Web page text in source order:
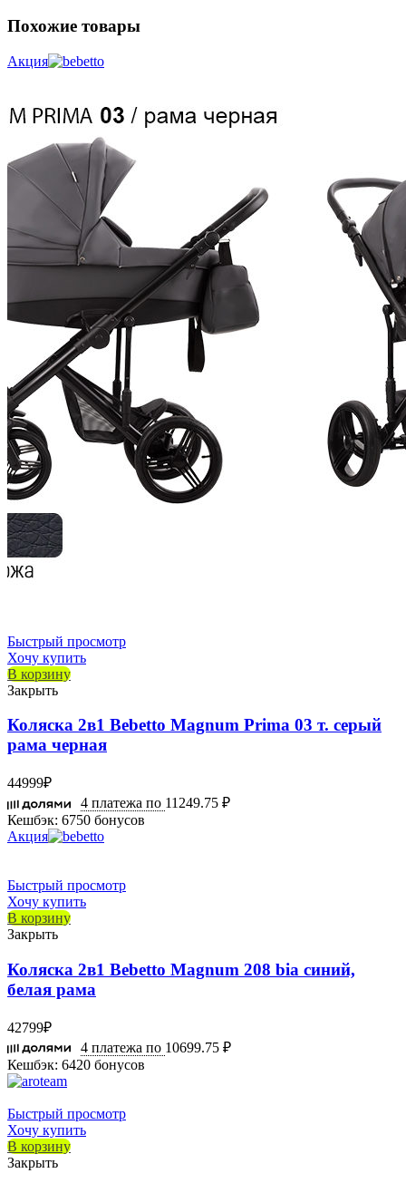
Похожие товары
Акция
Быстрый просмотр
Хочу купить
В корзину
Закрыть
Коляска 2в1 Bebetto Magnum Prima 03 т. серый
рама черная
44999₽
4 платежа по 11249.75 ₽
Кешбэк: 6750 бонусов
Акция
Быстрый просмотр
Хочу купить
В корзину
Закрыть
Коляска 2в1 Bebetto Magnum 208 bia синий,
белая рама
42799₽
4 платежа по 10699.75 ₽
Кешбэк: 6420 бонусов
Быстрый просмотр
Хочу купить
В корзину
Закрыть